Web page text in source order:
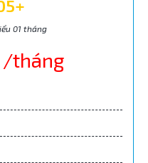
01 tháng
/tháng